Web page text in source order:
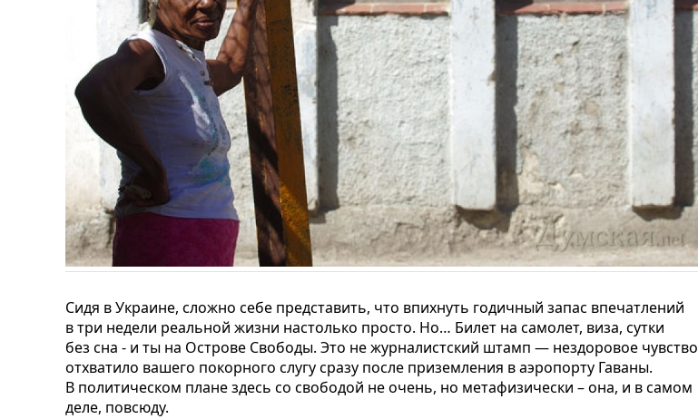
Сидя в Украине, сложно себе представить, что впихнуть годичный запас впечатлений
в три недели реальной жизни настолько просто. Но… Билет на самолет, виза, сутки
без сна - и ты на Острове Свободы. Это не журналистский штамп — нездоровое чувство
отхватило вашего покорного слугу сразу после приземления в аэропорту Гаваны.
В политическом плане здесь со свободой не очень, но метафизически – она, и в самом
деле, повсюду.